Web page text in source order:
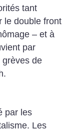
tant
le double front
– et à
par
grèves de
par les
Les